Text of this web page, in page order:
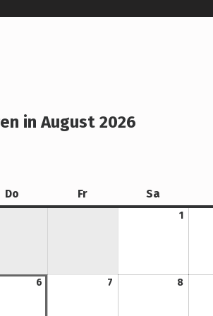
in August 2026
Do Fr Sa
1
1. August 2026
6
6. August 2026
7
7. August 2026
8
8. August 2026